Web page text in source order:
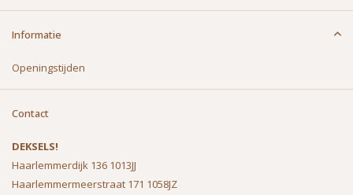
Informatie
Openingstijden
Contact
DEKSELS!
Haarlemmerdijk 136 1013JJ
Haarlemmermeerstraat 171 1058JZ